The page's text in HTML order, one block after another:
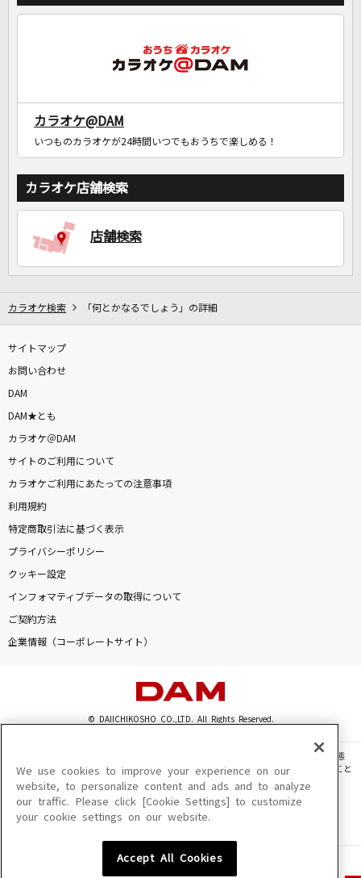
カラオケ@DAM
いつものカラオケが24時間いつでもおうちで楽しめる！
カラオケ店舗検索
店舗検索
カラオケ検索 「何とかなるでしょう」の詳細
サイトマップ
お問い合わせ
DAM
DAM★とも
カラオケ＠DAM
サイトのご利用について
カラオケご利用にあたっての注意事項
利用規約
特定商取引法に基づく表示
プライバシーポリシー
クッキー設定
インフォマティブデータの取得について
ご契約方法
企業情報（コーポレートサイト）
© DAIICHIKOSHO CO.,LTD. All Rights Reserved.
このサイトに掲載されている一切の文章・画像・写真・動画・音声等を、手段や形態
を問わず、著作権法の定める範囲を超えて無断で複製、転載、ファイル化などすること
を禁じます。
楽曲及びコンテンツは、機種によりご利用いただけない場合があります。
楽曲及びコンテンツの配信日、配信内容が変更になる場合があります。
We use cookies to improve your experience on our
website, to personalize content and ads and to analyze
our traffic. Please click [Cookie Settings] to customize
your cookie settings on our website.
Accept All Cookies